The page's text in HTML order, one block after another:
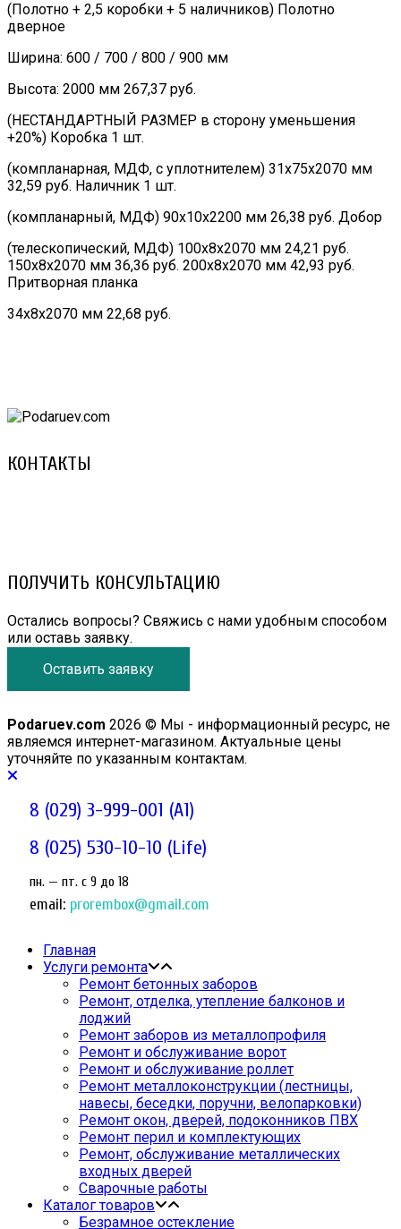
(Полотно + 2,5 коробки + 5 наличников) Полотно
дверное
Ширина: 600 / 700 / 800 / 900 мм
Высота: 2000 мм 267,37 руб.
(НЕСТАНДАРТНЫЙ РАЗМЕР в сторону уменьшения
+20%) Коробка 1 шт.
(компланарная, МДФ, с уплотнителем) 31х75х2070 мм
32,59 руб. Наличник 1 шт.
(компланарный, МДФ) 90х10х2200 мм 26,38 руб. Добор
(телескопический, МДФ) 100х8х2070 мм 24,21 руб.
150х8х2070 мм 36,36 руб. 200х8х2070 мм 42,93 руб.
Притворная планка
34х8х2070 мм 22,68 руб.
КОНТАКТЫ
ПОЛУЧИТЬ КОНСУЛЬТАЦИЮ
Остались вопросы? Свяжись с нами удобным способом
или оставь заявку.
Оставить заявку
Podaruev.com 2026 © Мы - информационный ресурс, не
являемся интернет-магазином. Актуальные цены
уточняйте по указанным контактам.
8 (029) 3-999-001 (A1)
8 (025) 530-10-10 (Life)
пн. — пт. c 9 до 18
email: prorembox@gmail.com
Главная
Услуги ремонта
Ремонт бетонных заборов
Ремонт, отделка, утепление балконов и
лоджий
Ремонт заборов из металлопрофиля
Ремонт и обслуживание ворот
Ремонт и обслуживание роллет
Ремонт металлоконструкции (лестницы,
навесы, беседки, поручни, велопарковки)
Ремонт окон, дверей, подоконников ПВХ
Ремонт перил и комплектующих
Ремонт, обслуживание металлических
входных дверей
Сварочные работы
Каталог товаров
Безрамное остекление